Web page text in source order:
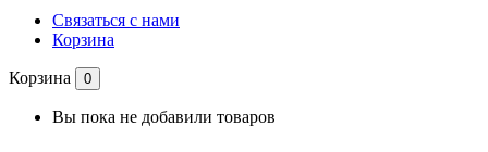
Связаться с нами
Корзина
Корзина 0
Вы пока не добавили товаров